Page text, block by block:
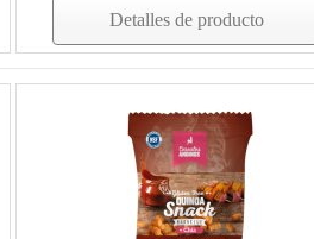
Detalles de producto